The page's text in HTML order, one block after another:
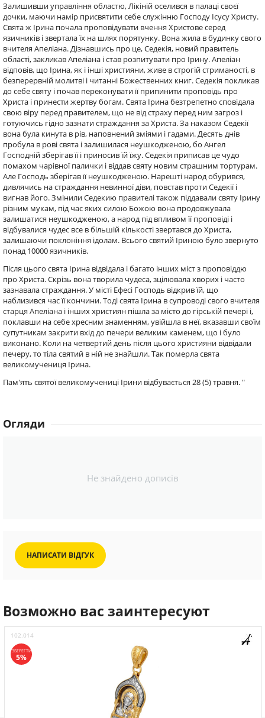
Залишивши управління областю, Лікіній оселився в палаці своєї
дочки, маючи намір присвятити себе служінню Господу Ісусу Христу.
Свята ж Ірина почала проповідувати вчення Христове серед
язичників і звертала їх на шлях порятунку. Вона жила в будинку свого
вчителя Апеліана. Дізнавшись про це, Седекія, новий правитель
області, закликав Апеліана і став розпитувати про Ірину. Апеліан
відповів, що Ірина, як і інші християни, живе в строгій стриманості, в
безперервній молитві і читанні Божественних книг. Седекія покликав
до себе святу і почав переконувати її припинити проповідь про
Христа і принести жертву богам. Свята Ірина безтрепетно ​​сповідала
свою віру перед правителем, що не від страху перед ним загроз і
готуючись гідно зазнати страждання за Христа. За наказом Седекії
вона була кинута в рів, наповнений зміями і гадами. Десять днів
пробула в рові свята і залишилася неушкодженою, бо Ангел
Господній зберігав її і приносив їй їжу. Седекія приписав це чудо
помахом чарівної палички і віддав святу новим страшним тортурам.
Але Господь зберігав її неушкодженою. Нарешті народ обурився,
дивлячись на страждання невинної діви, повстав проти Седекії і
вигнав його. Змінили Седекию правителі також піддавали святу Ірину
різним мукам, під час яких силою Божою вона продовжувала
залишатися неушкодженою, а народ під впливом її проповіді і
відбувалися чудес все в більшій кількості звертався до Христа,
залишаючи поклоніння ідолам. Всього святий Іриною було звернуто
понад 10000 язичників.
Після цього свята Ірина відвідала і багато інших міст з проповіддю
про Христа. Скрізь вона творила чудеса, зцілювала хворих і часто
зазнавала страждання. У місті Ефесі Господь відкрив їй, що
наблизився час її кончини. Тоді свята Ірина в супроводі свого вчителя
старця Апеліана і інших християн пішла за місто до гірській печері і,
поклавши на себе хресним знаменням, увійшла в неї, вказавши своїм
супутникам закрити вхід до печери великим каменем, що і було
виконано. Коли на четвертий день після цього християни відвідали
печеру, то тіла святий в ній не знайшли. Так померла свята
великомучениця Ірина.
Пам'ять святої великомучениці Ірини відбувається 28 (5) травня. "
Огляди
Не знайдено дописів
НАПИСАТИ ВІДГУК
Возможно вас заинтересуют
102.014
ЗБЕРЕГТИ
5%